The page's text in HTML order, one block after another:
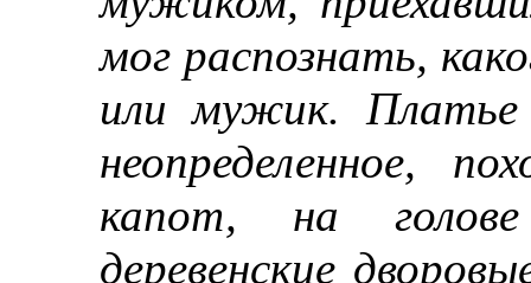
мог распознать,
или мужик. Платье
неопределенное,
капот, на
деревенские